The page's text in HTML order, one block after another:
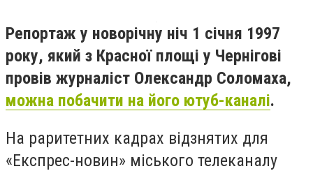
Репортаж у новорічну ніч 1 січня 1997
року, який з Красної площі у Чернігові
провів журналіст Олександр Соломаха,
можна побачити на його ютуб-каналі.
На раритетних кадрах відзнятих для
«Експрес-новин» міського телеканалу